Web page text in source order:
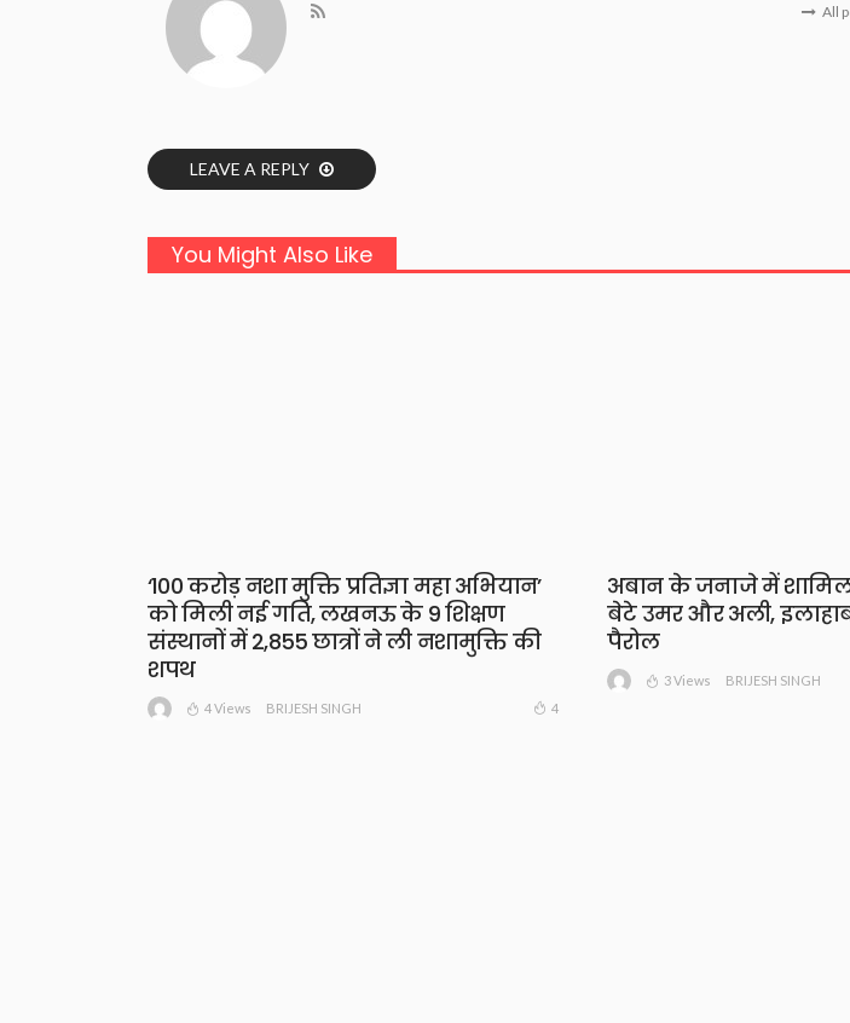
All
LEAVE A REPLY
You Might Also Like
‘100 करोड़ नशा मुक्ति प्रतिज्ञा महा अभियान’
को मिली नई गति, लखनऊ के 9 शिक्षण
संस्थानों में 2,855 छात्रों ने ली नशामुक्ति की
शपथ
4 Views BRIJESH SINGH 4
अबान के जनाजे में
बेटे उमर और अली,
पैरोल
3 Views BRIJESH SINGH